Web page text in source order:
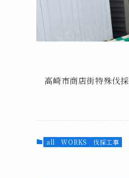
高崎市商店街特殊伐採
all WORKS 伐採工事